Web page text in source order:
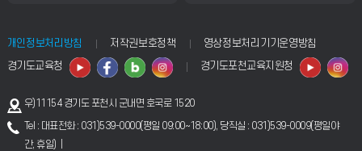
개인정보처리방침 저작권보호정책
영상정보처리기기운영방침
경기도교육청
경기도포천교육지원청
우)11154 경기도 포천시 군내면 호국로 1520
Tel : 대표전화 : 031)539-0000(평일 09:00~18:00), 당직실 : 031)539-0009(평일야
간, 휴일) |